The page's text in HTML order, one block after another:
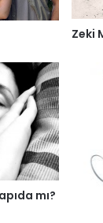
Zeki
mı?